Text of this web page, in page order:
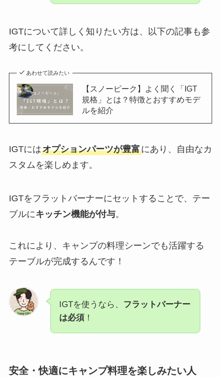
IGTについて詳しく知りたい方は、以下の記事も参
考にしてください。
あわせて読みたい
【スノーピーク】よく聞く「IGT
規格」とは？特徴とおすすめモデ
ルを紹介
IGTにはオプションパーツが豊富にあり、自由なカ
スタムを楽しめます。
IGTをフラットバーナーにセットすることで、テー
ブルにキッチン機能が付与。
これにより、キャンプの料理シーンでも活躍する
テーブルが完成するんです！
IGTを使うなら、 フラットバーナー
は必須！
安全・快適にキャンプ料理を楽しみたい人